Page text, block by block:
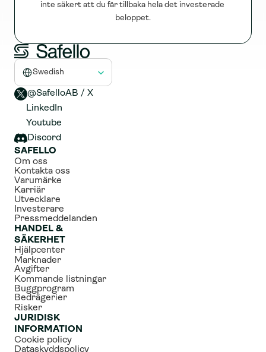
inte säkert att du får tillbaka hela det investerade
beloppet.
Select Language
Swedish
@SafelloAB / X
LinkedIn
Youtube
Discord
SAFELLO
Om oss
Kontakta oss
Varumärke
Karriär
Utvecklare
Investerare
Pressmeddelanden
HANDEL &
SÄKERHET
Hjälpcenter
Marknader
Avgifter
Kommande listningar
Buggprogram
Bedrägerier
Risker
JURIDISK
INFORMATION
Cookie policy
Dataskyddspolicy